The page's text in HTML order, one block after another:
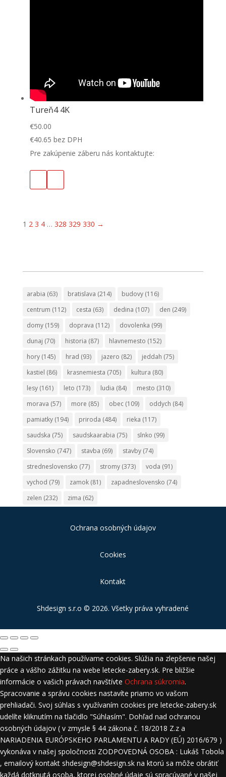
Tureň4 4K
€50.00
€40.65 bez DPH
Pre zakúpenie záberu nás kontaktujte:
1 2 3 4 … 328 329 330 →
arabia (63) bratislava (214) budovy(116)
centrum (112) cesta (63) dedina (107) den (249)
domy(159) doprava (112) dovolenka (99)
dunaj (70) historia (87) hlavnemesto (152)
hory(145) hrad (93) jazero (82) jeddah (75)
kastiel (86) krasnemiesta (705) kultura (80)
lesy(161) leto (173) ludia (84) mesto (310)
morava (57) more (85) obec(109) oddych (84)
pamiatky(194) priroda (484) rieka (117)
saudska (75) saudskaarabia (75) slnko (99)
Slovensko (747) stavba (69) stavby(74)
stredneslovensko (77) stromy(373) voda (91)
vychod (79) zamok(81) zapadneslovensko (74)
zelen (232) zima (62)
Ochrana osobných údajov
Cookies
Kontakt
Shdesign s.r.o © 2026. Všetky práva vyhradené
Na našich stránkach používame cookies. Slúžia na zlepšenie našej
práce a vášho zážitku na webe letecke-zabery.sk. Pre bližšie
informácie o vašich právach navštívte Ochrana súkromia.
Spracovanie a správu cookies nastavíte priamo vo vašom
prehliadači. Svoj súhlas s využívaním cookies pre letecke-zabery.sk
udelíte kliknutím na tlačidlo "Súhlasím". Dohľad nad ochranou
osobných údajov ( v zmysle § 44 zákona č. 18/2018 Z.z a
NARIADENIA EURÓPSKEHO PARLAMENTU A RADY (EÚ) 2016/679 )
vykonáva v našej spoločnosti ZODPOVEDNÁ OSOBA : Lukáš Tobola
, emailový kontakt shdesign@shdesign.sk na ktorú sa môže obrátiť
každá dotknutá osoba, ktorej osobné údaje sú spracúvané v našej